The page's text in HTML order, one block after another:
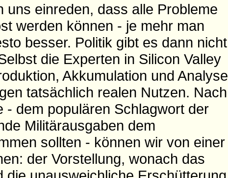
uns einreden, dass alle Probleme
werden können - je mehr man
besser. Politik gibt es dann nicht
die Experten in Silicon Valley
Akkumulation und Analyse
tatsächlich realen Nutzen. Nach
dem populären Schlagwort der
Militärausgaben dem
sollten - können wir von einer
der Vorstellung, wonach das